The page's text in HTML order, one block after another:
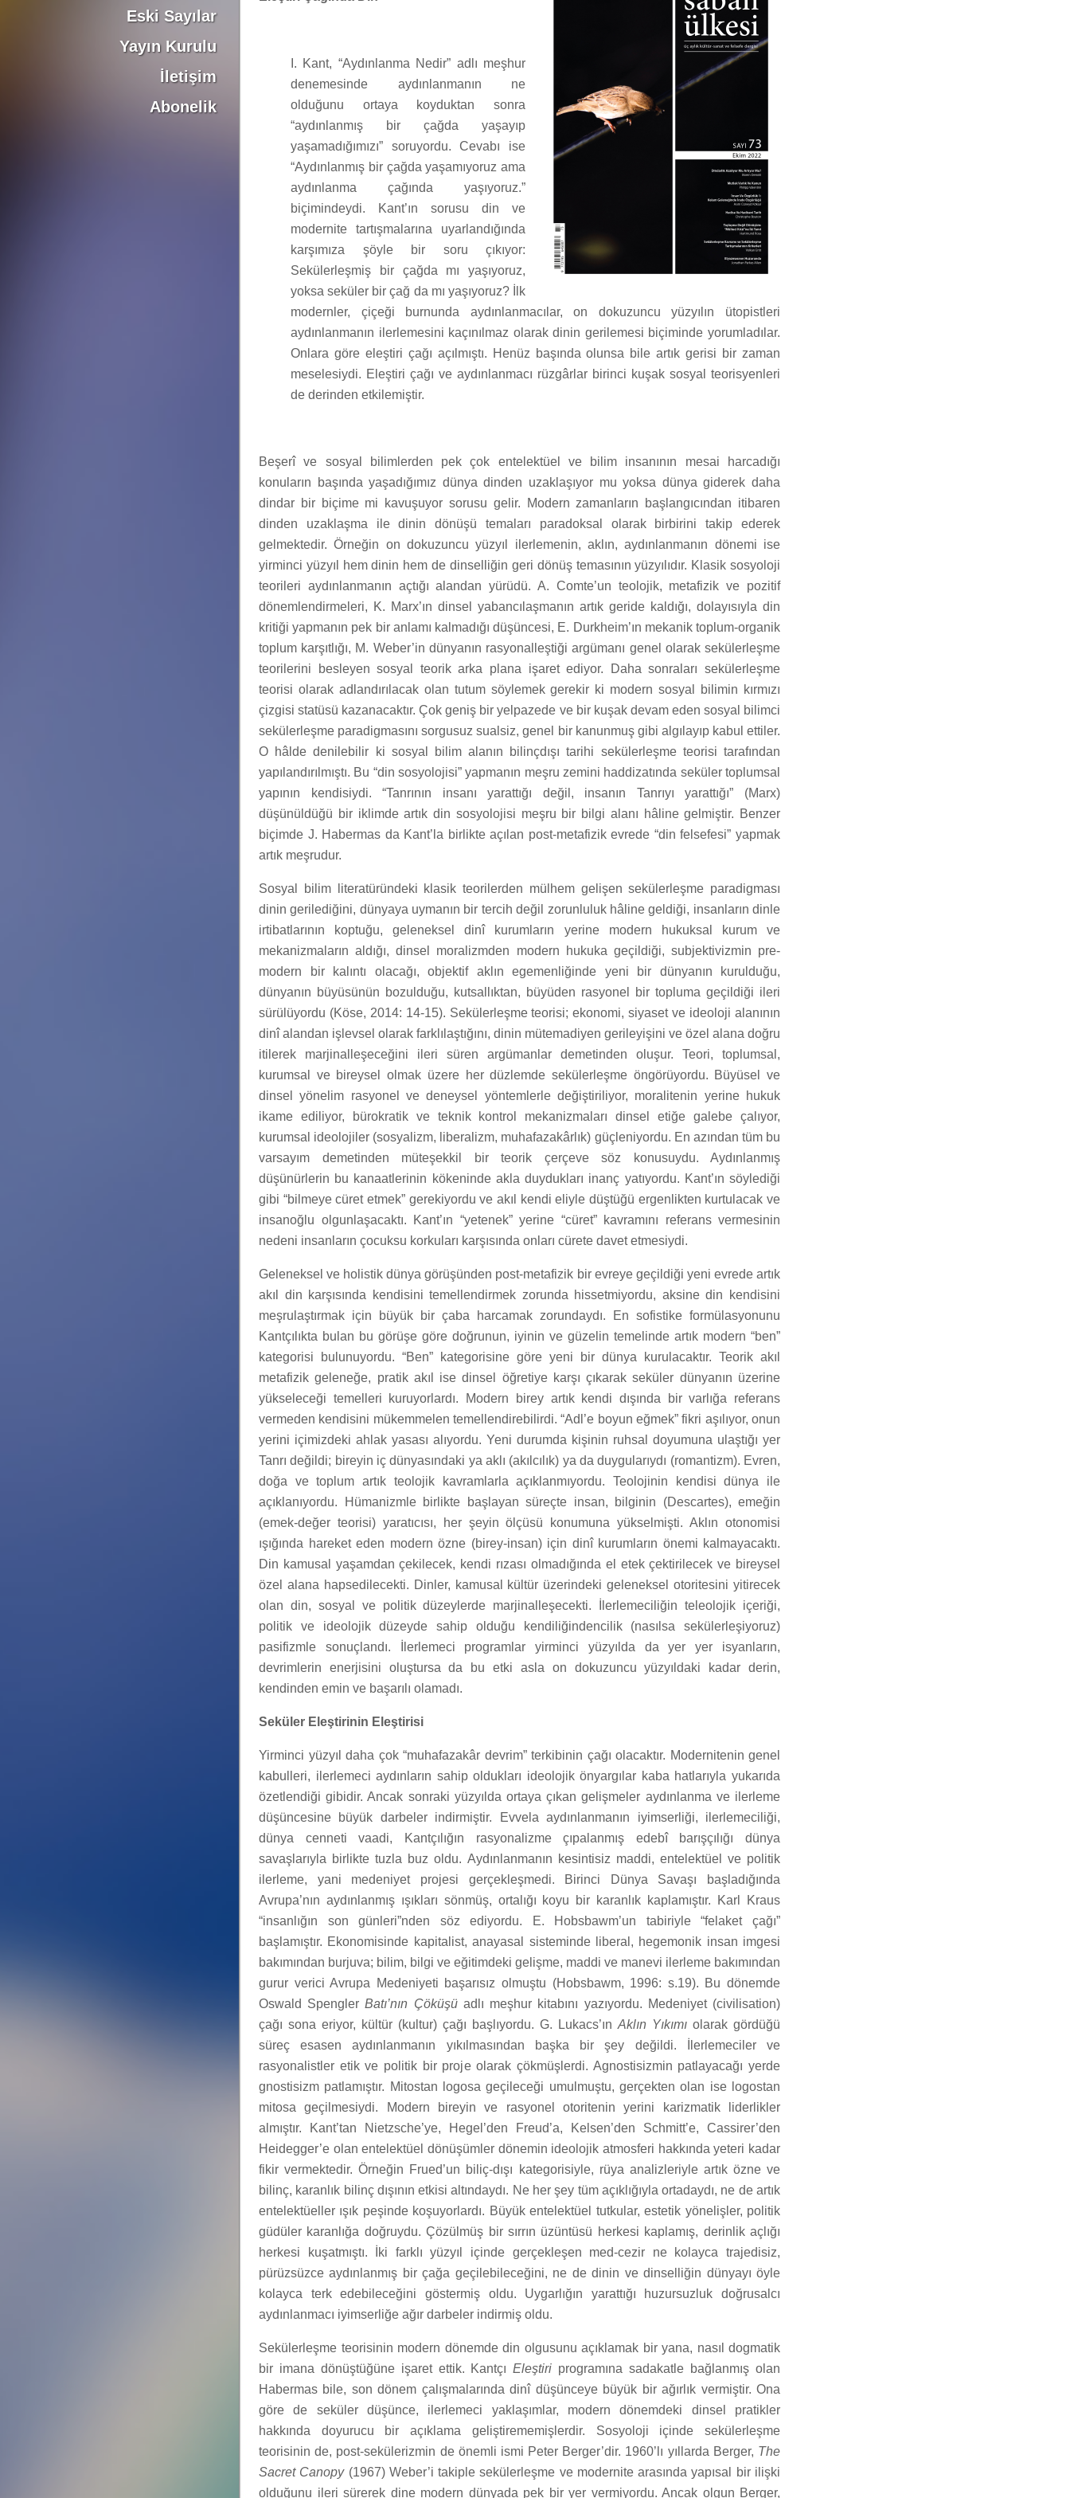
Eski Sayılar
Yayın Kurulu
İletişim
Abonelik
I. Kant, “Aydınlanma Nedir” adlı meşhur
denemesinde aydınlanmanın ne
olduğunu ortaya koyduktan sonra
“aydınlanmış bir çağda yaşayıp
yaşamadığımızı” soruyordu. Cevabı ise
“Aydınlanmış bir çağda yaşamıyoruz ama
aydınlanma çağında yaşıyoruz.”
biçimindeydi. Kant’ın sorusu din ve
modernite tartışmalarına uyarlandığında
karşımıza şöyle bir soru çıkıyor:
Sekülerleşmiş bir çağda mı yaşıyoruz,
yoksa seküler bir çağ da mı yaşıyoruz? İlk
modernler, çiçeği burnunda aydınlanmacılar, on dokuzuncu yüzyılın ütopistleri
aydınlanmanın ilerlemesini kaçınılmaz olarak dinin gerilemesi biçiminde yorumladılar.
Onlara göre eleştiri çağı açılmıştı. Henüz başında olunsa bile artık gerisi bir zaman
meselesiydi. Eleştiri çağı ve aydınlanmacı rüzgârlar birinci kuşak sosyal teorisyenleri
de derinden etkilemiştir.
Beşerî ve sosyal bilimlerden pek çok entelektüel ve bilim insanının mesai harcadığı
konuların başında yaşadığımız dünya dinden uzaklaşıyor mu yoksa dünya giderek daha
dindar bir biçime mi kavuşuyor sorusu gelir. Modern zamanların başlangıcından itibaren
dinden uzaklaşma ile dinin dönüşü temaları paradoksal olarak birbirini takip ederek
gelmektedir. Örneğin on dokuzuncu yüzyıl ilerlemenin, aklın, aydınlanmanın dönemi ise
yirminci yüzyıl hem dinin hem de dinselliğin geri dönüş temasının yüzyılıdır. Klasik sosyoloji
teorileri aydınlanmanın açtığı alandan yürüdü. A. Comte’un teolojik, metafizik ve pozitif
dönemlendirmeleri, K. Marx’ın dinsel yabancılaşmanın artık geride kaldığı, dolayısıyla din
kritiği yapmanın pek bir anlamı kalmadığı düşüncesi, E. Durkheim’ın mekanik toplum-organik
toplum karşıtlığı, M. Weber’in dünyanın rasyonalleştiği argümanı genel olarak sekülerleşme
teorilerini besleyen sosyal teorik arka plana işaret ediyor. Daha sonraları sekülerleşme
teorisi olarak adlandırılacak olan tutum söylemek gerekir ki modern sosyal bilimin kırmızı
çizgisi statüsü kazanacaktır. Çok geniş bir yelpazede ve bir kuşak devam eden sosyal bilimci
sekülerleşme paradigmasını sorgusuz sualsiz, genel bir kanunmuş gibi algılayıp kabul ettiler.
O hâlde denilebilir ki sosyal bilim alanın bilinçdışı tarihi sekülerleşme teorisi tarafından
yapılandırılmıştı. Bu “din sosyolojisi” yapmanın meşru zemini haddizatında seküler toplumsal
yapının kendisiydi. “Tanrının insanı yarattığı değil, insanın Tanrıyı yarattığı” (Marx)
düşünüldüğü bir iklimde artık din sosyolojisi meşru bir bilgi alanı hâline gelmiştir. Benzer
biçimde J. Habermas da Kant’la birlikte açılan post-metafizik evrede “din felsefesi” yapmak
artık meşrudur.
Sosyal bilim literatüründeki klasik teorilerden mülhem gelişen sekülerleşme paradigması
dinin gerilediğini, dünyaya uymanın bir tercih değil zorunluluk hâline geldiği, insanların dinle
irtibatlarının koptuğu, geleneksel dinî kurumların yerine modern hukuksal kurum ve
mekanizmaların aldığı, dinsel moralizmden modern hukuka geçildiği, subjektivizmin pre-
modern bir kalıntı olacağı, objektif aklın egemenliğinde yeni bir dünyanın kurulduğu,
dünyanın büyüsünün bozulduğu, kutsallıktan, büyüden rasyonel bir topluma geçildiği ileri
sürülüyordu (Köse, 2014: 14-15). Sekülerleşme teorisi; ekonomi, siyaset ve ideoloji alanının
dinî alandan işlevsel olarak farklılaştığını, dinin mütemadiyen gerileyişini ve özel alana doğru
itilerek marjinalleşeceğini ileri süren argümanlar demetinden oluşur. Teori, toplumsal,
kurumsal ve bireysel olmak üzere her düzlemde sekülerleşme öngörüyordu. Büyüsel ve
dinsel yönelim rasyonel ve deneysel yöntemlerle değiştiriliyor, moralitenin yerine hukuk
ikame ediliyor, bürokratik ve teknik kontrol mekanizmaları dinsel etiğe galebe çalıyor,
kurumsal ideolojiler (sosyalizm, liberalizm, muhafazakârlık) güçleniyordu. En azından tüm bu
varsayım demetinden müteşekkil bir teorik çerçeve söz konusuydu. Aydınlanmış
düşünürlerin bu kanaatlerinin kökeninde akla duydukları inanç yatıyordu. Kant’ın söylediği
gibi “bilmeye cüret etmek” gerekiyordu ve akıl kendi eliyle düştüğü ergenlikten kurtulacak ve
insanoğlu olgunlaşacaktı. Kant’ın “yetenek” yerine “cüret” kavramını referans vermesinin
nedeni insanların çocuksu korkuları karşısında onları cürete davet etmesiydi.
Geleneksel ve holistik dünya görüşünden post-metafizik bir evreye geçildiği yeni evrede artık
akıl din karşısında kendisini temellendirmek zorunda hissetmiyordu, aksine din kendisini
meşrulaştırmak için büyük bir çaba harcamak zorundaydı. En sofistike formülasyonunu
Kantçılıkta bulan bu görüşe göre doğrunun, iyinin ve güzelin temelinde artık modern “ben”
kategorisi bulunuyordu. “Ben” kategorisine göre yeni bir dünya kurulacaktır. Teorik akıl
metafizik geleneğe, pratik akıl ise dinsel öğretiye karşı çıkarak seküler dünyanın üzerine
yükseleceği temelleri kuruyorlardı. Modern birey artık kendi dışında bir varlığa referans
vermeden kendisini mükemmelen temellendirebilirdi. “Adl’e boyun eğmek” fikri aşılıyor, onun
yerini içimizdeki ahlak yasası alıyordu. Yeni durumda kişinin ruhsal doyumuna ulaştığı yer
Tanrı değildi; bireyin iç dünyasındaki ya aklı (akılcılık) ya da duygularıydı (romantizm). Evren,
doğa ve toplum artık teolojik kavramlarla açıklanmıyordu. Teolojinin kendisi dünya ile
açıklanıyordu. Hümanizmle birlikte başlayan süreçte insan, bilginin (Descartes), emeğin
(emek-değer teorisi) yaratıcısı, her şeyin ölçüsü konumuna yükselmişti. Aklın otonomisi
ışığında hareket eden modern özne (birey-insan) için dinî kurumların önemi kalmayacaktı.
Din kamusal yaşamdan çekilecek, kendi rızası olmadığında el etek çektirilecek ve bireysel
özel alana hapsedilecekti. Dinler, kamusal kültür üzerindeki geleneksel otoritesini yitirecek
olan din, sosyal ve politik düzeylerde marjinalleşecekti. İlerlemeciliğin teleolojik içeriği,
politik ve ideolojik düzeyde sahip olduğu kendiliğindencilik (nasılsa sekülerleşiyoruz)
pasifizmle sonuçlandı. İlerlemeci programlar yirminci yüzyılda da yer yer isyanların,
devrimlerin enerjisini oluştursa da bu etki asla on dokuzuncu yüzyıldaki kadar derin,
kendinden emin ve başarılı olamadı.
Seküler Eleştirinin Eleştirisi
Yirminci yüzyıl daha çok “muhafazakâr devrim” terkibinin çağı olacaktır. Modernitenin genel
kabulleri, ilerlemeci aydınların sahip oldukları ideolojik önyargılar kaba hatlarıyla yukarıda
özetlendiği gibidir. Ancak sonraki yüzyılda ortaya çıkan gelişmeler aydınlanma ve ilerleme
düşüncesine büyük darbeler indirmiştir. Evvela aydınlanmanın iyimserliği, ilerlemeciliği,
dünya cenneti vaadi, Kantçılığın rasyonalizme çıpalanmış edebî barışçılığı dünya
savaşlarıyla birlikte tuzla buz oldu. Aydınlanmanın kesintisiz maddi, entelektüel ve politik
ilerleme, yani medeniyet projesi gerçekleşmedi. Birinci Dünya Savaşı başladığında
Avrupa’nın aydınlanmış ışıkları sönmüş, ortalığı koyu bir karanlık kaplamıştır. Karl Kraus
“insanlığın son günleri”nden söz ediyordu. E. Hobsbawm’un tabiriyle “felaket çağı”
başlamıştır. Ekonomisinde kapitalist, anayasal sisteminde liberal, hegemonik insan imgesi
bakımından burjuva; bilim, bilgi ve eğitimdeki gelişme, maddi ve manevi ilerleme bakımından
gurur verici Avrupa Medeniyeti başarısız olmuştu (Hobsbawm, 1996: s.19). Bu dönemde
Oswald SpenglerBatı’nın Çöküşüadlı meşhur kitabını yazıyordu. Medeniyet (civilisation)
çağı sona eriyor, kültür (kultur) çağı başlıyordu. G. Lukacs’ın Aklın Yıkımı olarak gördüğü
süreç esasen aydınlanmanın yıkılmasından başka bir şey değildi. İlerlemeciler ve
rasyonalistler etik ve politik bir proje olarak çökmüşlerdi. Agnostisizmin patlayacağı yerde
gnostisizm patlamıştır. Mitostan logosa geçileceği umulmuştu, gerçekten olan ise logostan
mitosa geçilmesiydi. Modern bireyin ve rasyonel otoritenin yerini karizmatik liderlikler
almıştır. Kant’tan Nietzsche’ye, Hegel’den Freud’a, Kelsen’den Schmitt’e, Cassirer’den
Heidegger’e olan entelektüel dönüşümler dönemin ideolojik atmosferi hakkında yeteri kadar
fikir vermektedir. Örneğin Frued’un biliç-dışı kategorisiyle, rüya analizleriyle artık özne ve
bilinç, karanlık bilinç dışının etkisi altındaydı. Ne her şey tüm açıklığıyla ortadaydı, ne de artık
entelektüeller ışık peşinde koşuyorlardı. Büyük entelektüel tutkular, estetik yönelişler, politik
güdüler karanlığa doğruydu. Çözülmüş bir sırrın üzüntüsü herkesi kaplamış, derinlik açlığı
herkesi kuşatmıştı. İki farklı yüzyıl içinde gerçekleşen med-cezir ne kolayca trajedisiz,
pürüzsüzce aydınlanmış bir çağa geçilebileceğini, ne de dinin ve dinselliğin dünyayı öyle
kolayca terk edebileceğini göstermiş oldu. Uygarlığın yarattığı huzursuzluk doğrusalcı
aydınlanmacı iyimserliğe ağır darbeler indirmiş oldu.
Sekülerleşme teorisinin modern dönemde din olgusunu açıklamak bir yana, nasıl dogmatik
bir imana dönüştüğüne işaret ettik. KantçıEleştiri programına sadakatle bağlanmış olan
Habermas bile, son dönem çalışmalarında dinî düşünceye büyük bir ağırlık vermiştir. Ona
göre de seküler düşünce, ilerlemeci yaklaşımlar, modern dönemdeki dinsel pratikler
hakkında doyurucu bir açıklama geliştirememişlerdir. Sosyoloji içinde sekülerleşme
teorisinin de, post-sekülerizmin de önemli ismi Peter Berger’dir. 1960’lı yıllarda Berger, The
Sacret Canopy(1967) Weber’i takiple sekülerleşme ve modernite arasında yapısal bir ilişki
olduğunu ileri sürerek dine modern dünyada pek bir yer vermiyordu. Ancak olgun Berger,